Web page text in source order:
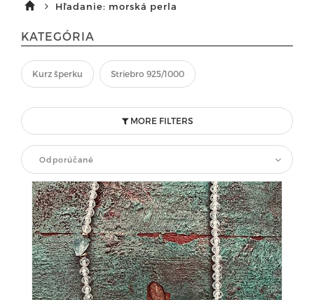
Hľadanie: morská perla
KATEGÓRIA
Kurz šperku Striebro 925/1000
MORE FILTERS
Odporúčané